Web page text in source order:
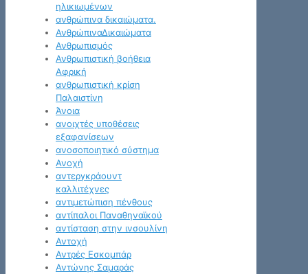
ηλικιωμένων
ανθρώπινα δικαιώματα.
ΑνθρώπιναΔικαιώματα
Ανθρωπισμός
Ανθρωπιστική βοήθεια
Αφρική
ανθρωπιστική κρίση
Παλαιστίνη
Άνοια
ανοιχτές υποθέσεις
εξαφανίσεων
ανοσοποιητικό σύστημα
Ανοχή
αντεργκράουντ
καλλιτέχνες
αντιμετώπιση πένθους
αντίπαλοι Παναθηναϊκού
αντίσταση στην ινσουλίνη
Αντοχή
Αντρές Εσκομπάρ
Αντώνης Σαμαράς